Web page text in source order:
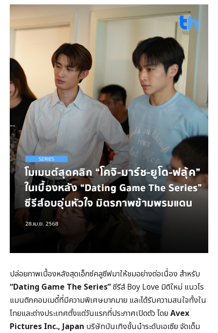
ปล่อยภาพเบื้องหลังสุดเอ็กซ์คลูซีฟมาให้ชมอย่างต่อเนื่อง สำหรับ
“Dating Game The Series”ซีรีส์ Boy Love มิติใหม่ แนวโร
แมนติกคอมเมดี้ที่มีความพิเศษมากมาย และได้รับความสนใจทั้งใน
ไทยและต่างประเทศตั้งแต่วันแรกที่ประกาศเปิดตัว โดยAvex
Pictures Inc., Japan บริษัทบันเทิงชั้นนำระดับเอเซีย จัดเต็ม